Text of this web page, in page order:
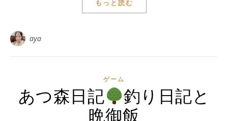
もっと読む
aya
ゲーム
あつ森日記
釣り日記と
晩御飯